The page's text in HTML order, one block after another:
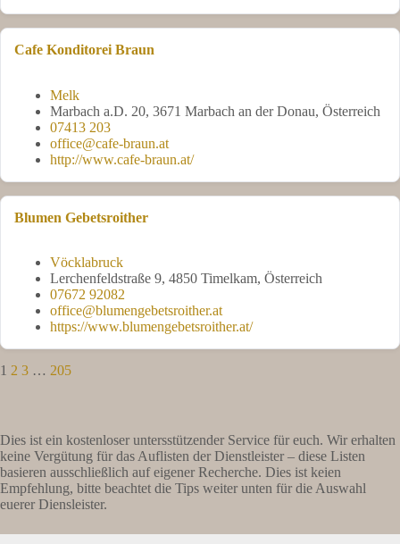
Cafe Konditorei Braun
Melk
Marbach a.D. 20, 3671 Marbach an der Donau, Österreich
07413 203
office@cafe-braun.at
http://www.cafe-braun.at/
Blumen Gebetsroither
Vöcklabruck
Lerchenfeldstraße 9, 4850 Timelkam, Österreich
07672 92082
office@blumengebetsroither.at
https://www.blumengebetsroither.at/
1 2 3 … 205
Dies ist ein kostenloser untersstützender Service für euch. Wir erhalten
keine Vergütung für das Auflisten der Dienstleister – diese Listen
basieren ausschließlich auf eigener Recherche. Dies ist keien
Empfehlung, bitte beachtet die Tips weiter unten für die Auswahl
euerer Diensleister.